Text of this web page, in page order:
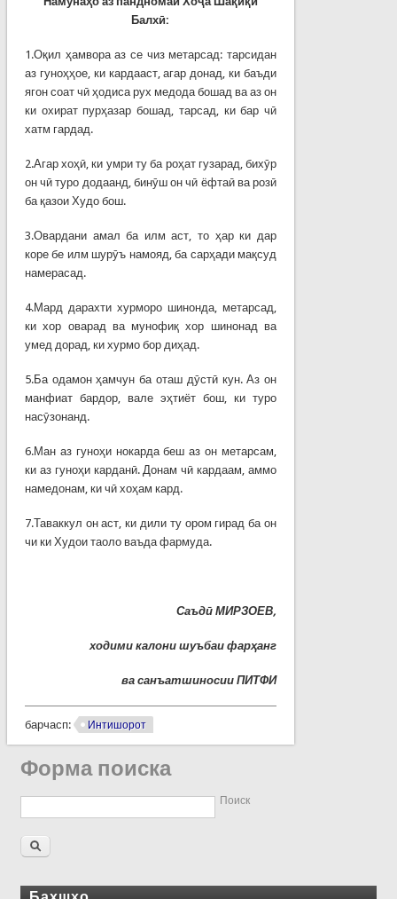
Балхӣ:
1.Оқил ҳамвора аз се чиз метарсад: тарсидан
аз гуноҳҳое, ки кардааст, агар донад, ки баъди
ягон соат чӣ ҳодиса рух медода бошад ва аз он
ки охират пурҳазар бошад, тарсад, ки бар чӣ
хатм гардад.
2.Агар хоҳӣ, ки умри ту ба роҳат гузарад, бихӯр
он чӣ туро додаанд, бинӯш он чӣ ёфтаӣ ва розӣ
ба қазои Худо бош.
3.Овардани амал ба илм аст, то ҳар ки дар
коре бе илм шурӯъ намояд, ба сарҳади мақсуд
намерасад.
4.Мард дарахти хурморо шинонда, метарсад,
ки хор оварад ва мунофиқ хор шинонад ва
умед дорад, ки хурмо бор диҳад.
5.Ба одамон ҳамчун ба оташ дӯстӣ кун. Аз он
манфиат бардор, вале эҳтиёт бош, ки туро
насӯзонанд.
6.Ман аз гуноҳи нокарда беш аз он метарсам,
ки аз гуноҳи карданӣ. Донам чӣ кардаам, аммо
намедонам, ки чӣ хоҳам кард.
7.Таваккул он аст, ки дили ту ором гирад ба он
чи ки Худои таоло ваъда фармуда.
Саъдӣ МИРЗОЕВ,
ходими калони шуъбаи фарҳанг
ва санъатшиносии ПИТФИ
барчасп: Интишорот
Форма поиска
Поиск